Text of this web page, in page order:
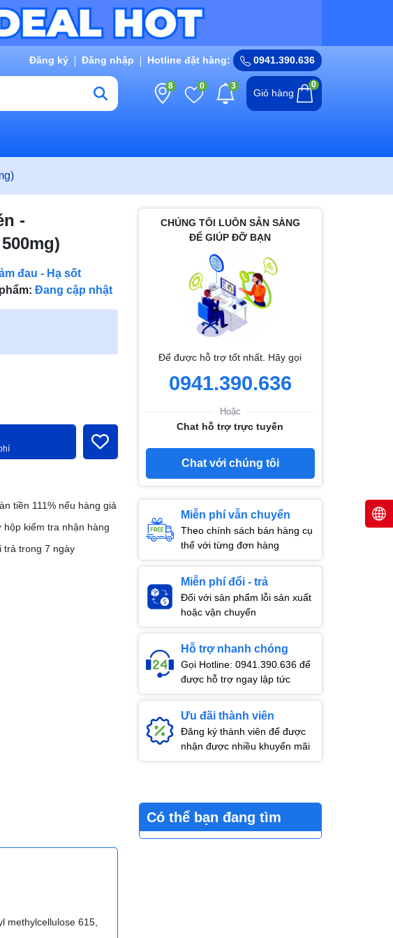
Đăng ký Đăng nhập Hotline đặt hàng: 0941.390.636
8 0 3
Giỏ hàng
0
-
đau - Hạ sốt
Đang cập nhật
tiền 111% nếu hàng giả
hộp kiểm tra nhận hàng
trả trong 7 ngày
CHÚNG TÔI LUÔN SẴN SÀNG
ĐỂ GIÚP ĐỠ BẠN
Để được hỗ trợ tốt nhất. Hãy gọi
0941.390.636
Hoặc
Chat hỗ trợ trực tuyến
Chat với chúng tôi
Miễn phí vẫn chuyển
Theo chính sách bán hàng cụ
thể với từng đơn hàng
Miễn phí đổi - trả
Đối với sản phẩm lỗi sản xuất
hoặc vận chuyển
Hỗ trợ nhanh chóng
Gọi Hotline: 0941.390.636 để
được hỗ trợ ngay lập tức
Ưu đãi thành viên
Đăng ký thành viên để được
nhận được nhiều khuyến mãi
methylcellulose 615,
Có thể bạn đang tìm